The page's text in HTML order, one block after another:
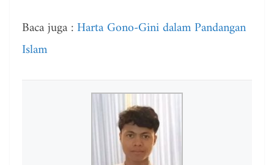
Baca juga : Harta Gono-Gini dalam Pandangan
Islam